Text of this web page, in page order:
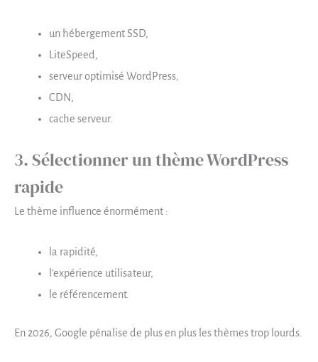
un hébergement SSD,
LiteSpeed,
serveur optimisé WordPress,
CDN,
cache serveur.
3. Sélectionner un thème WordPress
rapide
Le thème influence énormément :
la rapidité,
l’expérience utilisateur,
le référencement.
En 2026, Google pénalise de plus en plus les thèmes trop lourds.